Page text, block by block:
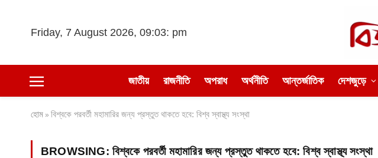
Friday, 7 August 2026, 09:03: pm
জাতীয় রাজনীতি অপরাধ অর্থনীতি আন্তর্জাতিক দেশজুড়ে
হোম » বিশ্বকে পরবর্তী মহামারির জন্য প্রস্তুত থাকতে হবে: বিশ্ব স্বাস্থ্য সংস্থা
BROWSING: বিশ্বকে পরবর্তী মহামারির জন্য প্রস্তুত থাকতে হবে: বিশ্ব স্বাস্থ্য সংস্থা